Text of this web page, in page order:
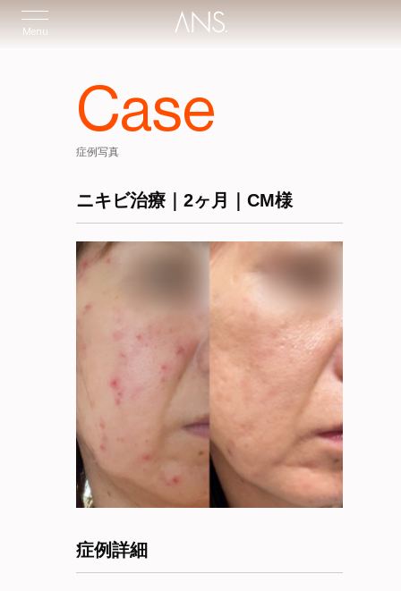
Menu
Case
症例写真
ニキビ治療｜2ヶ月｜CM様
症例詳細